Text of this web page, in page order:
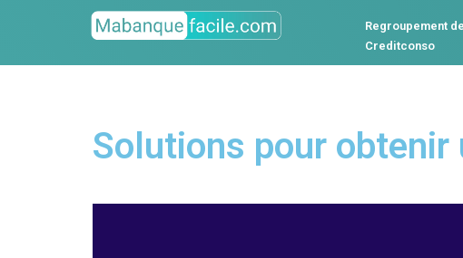
Regroupement
Creditconso
Solutions pour